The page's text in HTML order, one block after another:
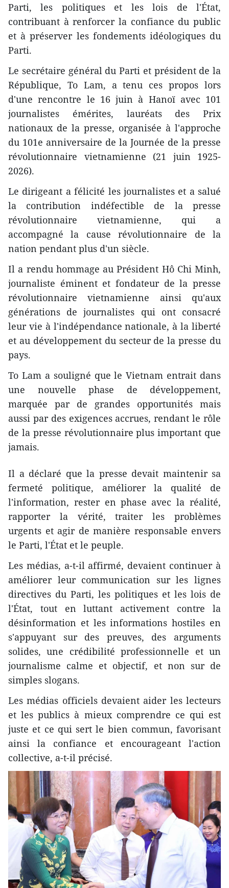
Parti, les politiques et les lois de l'État,
contribuant à renforcer la confiance du public
et à préserver les fondements idéologiques du
Parti.
Le secrétaire général du Parti et président de la
République, To Lam, a tenu ces propos lors
d'une rencontre le 16 juin à Hanoï avec 101
journalistes émérites, lauréats des Prix
nationaux de la presse, organisée à l'approche
du 101e anniversaire de la Journée de la presse
révolutionnaire vietnamienne (21 juin 1925-
2026).
Le dirigeant a félicité les journalistes et a salué
la contribution indéfectible de la presse
révolutionnaire vietnamienne, qui a
accompagné la cause révolutionnaire de la
nation pendant plus d'un siècle.
Il a rendu hommage au Président Hô Chi Minh,
journaliste éminent et fondateur de la presse
révolutionnaire vietnamienne ainsi qu'aux
générations de journalistes qui ont consacré
leur vie à l'indépendance nationale, à la liberté
et au développement du secteur de la presse du
pays.
To Lam a souligné que le Vietnam entrait dans
une nouvelle phase de développement,
marquée par de grandes opportunités mais
aussi par des exigences accrues, rendant le rôle
de la presse révolutionnaire plus important que
jamais.
Il a déclaré que la presse devait maintenir sa
fermeté politique, améliorer la qualité de
l'information, rester en phase avec la réalité,
rapporter la vérité, traiter les problèmes
urgents et agir de manière responsable envers
le Parti, l'État et le peuple.
Les médias, a-t-il affirmé, devaient continuer à
améliorer leur communication sur les lignes
directives du Parti, les politiques et les lois de
l'État, tout en luttant activement contre la
désinformation et les informations hostiles en
s'appuyant sur des preuves, des arguments
solides, une crédibilité professionnelle et un
journalisme calme et objectif, et non sur de
simples slogans.
Les médias officiels devaient aider les lecteurs
et les publics à mieux comprendre ce qui est
juste et ce qui sert le bien commun, favorisant
ainsi la confiance et encourageant l'action
collective, a-t-il précisé.